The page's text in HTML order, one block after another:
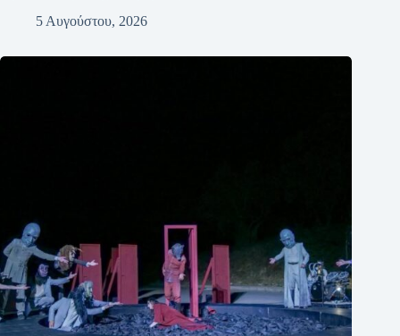
5 Αυγούστου, 2026